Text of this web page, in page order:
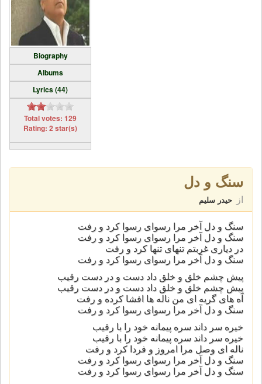
Biography
Albums
Lyrics (44)
Total votes: 129
Rating: 2 star(s)
سنگ و دل
از حیدر سلیم
سنگ و دل آخر مرا رسوای رسوا کرد و رفت
سنگ و دل آخر مرا رسوای رسوا کرد و رفت
در دیاری غربتم تنهای تنها کرد و رفت
سنگ و دل آخر مرا رسوای رسوا کرد و رفت
پیش چشم خلق و خلق داد دست و در دست رقیب
پیش چشم خلق و خلق داد دست و در دست رقیب
آه های گریه ای من ناله ها افشا کرده و رفت
سنگ و دل آخر مرا رسوای رسوا کرد و رفت
خیره سر داند سره پیمانه خود را با رقیب
خیره سر داند سره پیمانه خود را با رقیب
ناله ای وصل مرا امروز و فردا کرد و رفت
سنگ و دل آخر مرا رسوای رسوا کرد و رفت
سنگ و دل آخر مرا رسوای رسوا کرد و رفت